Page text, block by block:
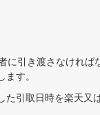
に引き渡さなければ
す。
引取日時を楽天又